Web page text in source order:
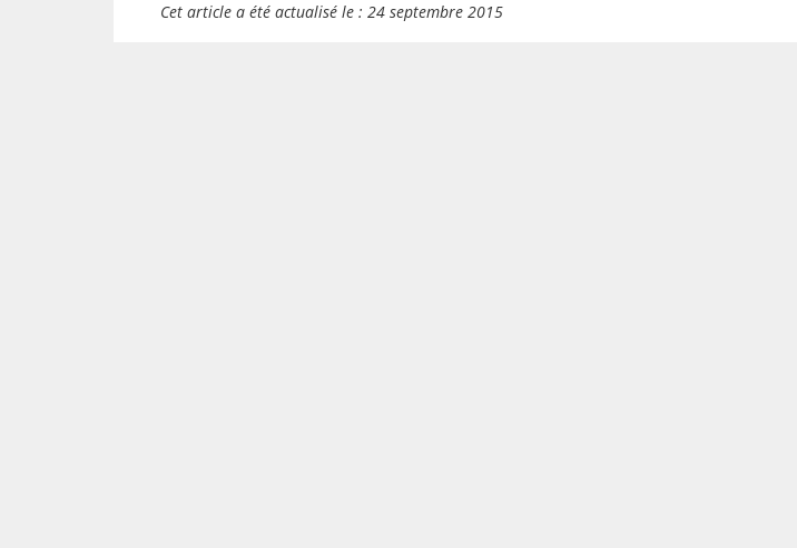
Cet article a été actualisé le : 24 septembre 2015